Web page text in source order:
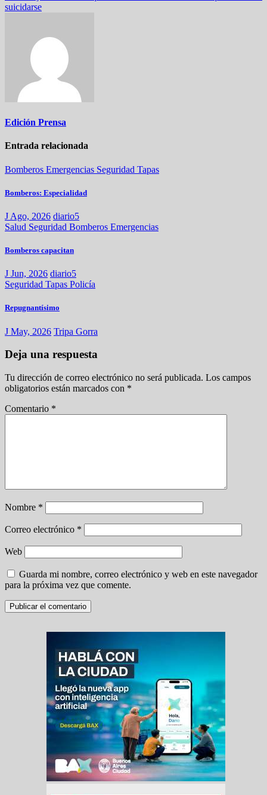
suicidarse
Edición Prensa
Entrada relacionada
Bomberos Emergencias Seguridad Tapas
Bomberos: Especialidad
J Ago, 2026 diario5
Salud Seguridad Bomberos Emergencias
Bomberos capacitan
J Jun, 2026 diario5
Seguridad Tapas Policía
Repugnantísimo
J May, 2026 Tripa Gorra
Deja una respuesta
Tu dirección de correo electrónico no será publicada. Los campos
obligatorios están marcados con *
Comentario *
Nombre *
Correo electrónico *
Web
Guarda mi nombre, correo electrónico y web en este navegador
para la próxima vez que comente.